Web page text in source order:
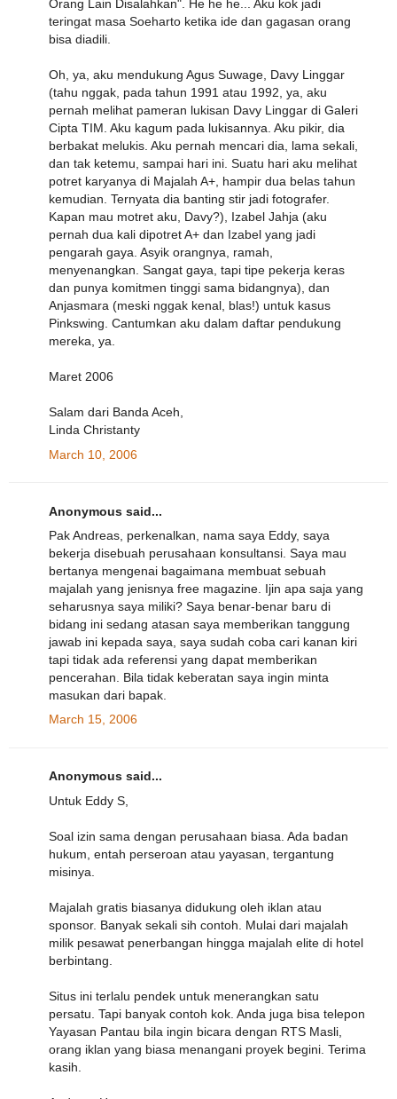
Orang Lain Disalahkan". He he he... Aku kok jadi
teringat masa Soeharto ketika ide dan gagasan orang
bisa diadili.
Oh, ya, aku mendukung Agus Suwage, Davy Linggar
(tahu nggak, pada tahun 1991 atau 1992, ya, aku
pernah melihat pameran lukisan Davy Linggar di Galeri
Cipta TIM. Aku kagum pada lukisannya. Aku pikir, dia
berbakat melukis. Aku pernah mencari dia, lama sekali,
dan tak ketemu, sampai hari ini. Suatu hari aku melihat
potret karyanya di Majalah A+, hampir dua belas tahun
kemudian. Ternyata dia banting stir jadi fotografer.
Kapan mau motret aku, Davy?), Izabel Jahja (aku
pernah dua kali dipotret A+ dan Izabel yang jadi
pengarah gaya. Asyik orangnya, ramah,
menyenangkan. Sangat gaya, tapi tipe pekerja keras
dan punya komitmen tinggi sama bidangnya), dan
Anjasmara (meski nggak kenal, blas!) untuk kasus
Pinkswing. Cantumkan aku dalam daftar pendukung
mereka, ya.
Maret 2006
Salam dari Banda Aceh,
Linda Christanty
March 10, 2006
Anonymous said...
Pak Andreas, perkenalkan, nama saya Eddy, saya
bekerja disebuah perusahaan konsultansi. Saya mau
bertanya mengenai bagaimana membuat sebuah
majalah yang jenisnya free magazine. Ijin apa saja yang
seharusnya saya miliki? Saya benar-benar baru di
bidang ini sedang atasan saya memberikan tanggung
jawab ini kepada saya, saya sudah coba cari kanan kiri
tapi tidak ada referensi yang dapat memberikan
pencerahan. Bila tidak keberatan saya ingin minta
masukan dari bapak.
March 15, 2006
Anonymous said...
Untuk Eddy S,
Soal izin sama dengan perusahaan biasa. Ada badan
hukum, entah perseroan atau yayasan, tergantung
misinya.
Majalah gratis biasanya didukung oleh iklan atau
sponsor. Banyak sekali sih contoh. Mulai dari majalah
milik pesawat penerbangan hingga majalah elite di hotel
berbintang.
Situs ini terlalu pendek untuk menerangkan satu
persatu. Tapi banyak contoh kok. Anda juga bisa telepon
Yayasan Pantau bila ingin bicara dengan RTS Masli,
orang iklan yang biasa menangani proyek begini. Terima
kasih.